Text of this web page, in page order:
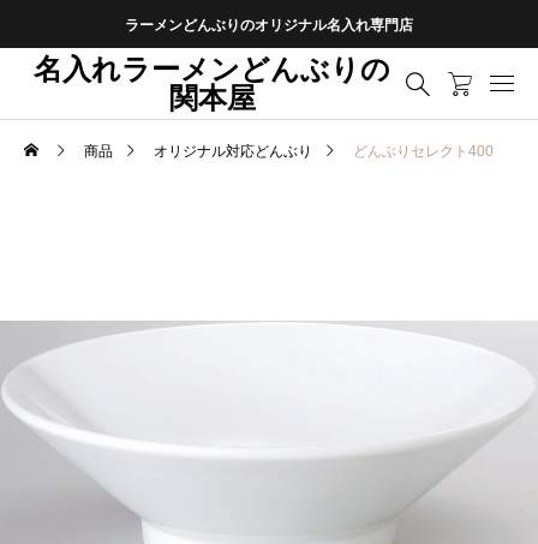
ラーメンどんぶりのオリジナル名入れ専門店
名入れラーメンどんぶりの
関本屋
商品 オリジナル対応どんぶり どんぶりセレクト400